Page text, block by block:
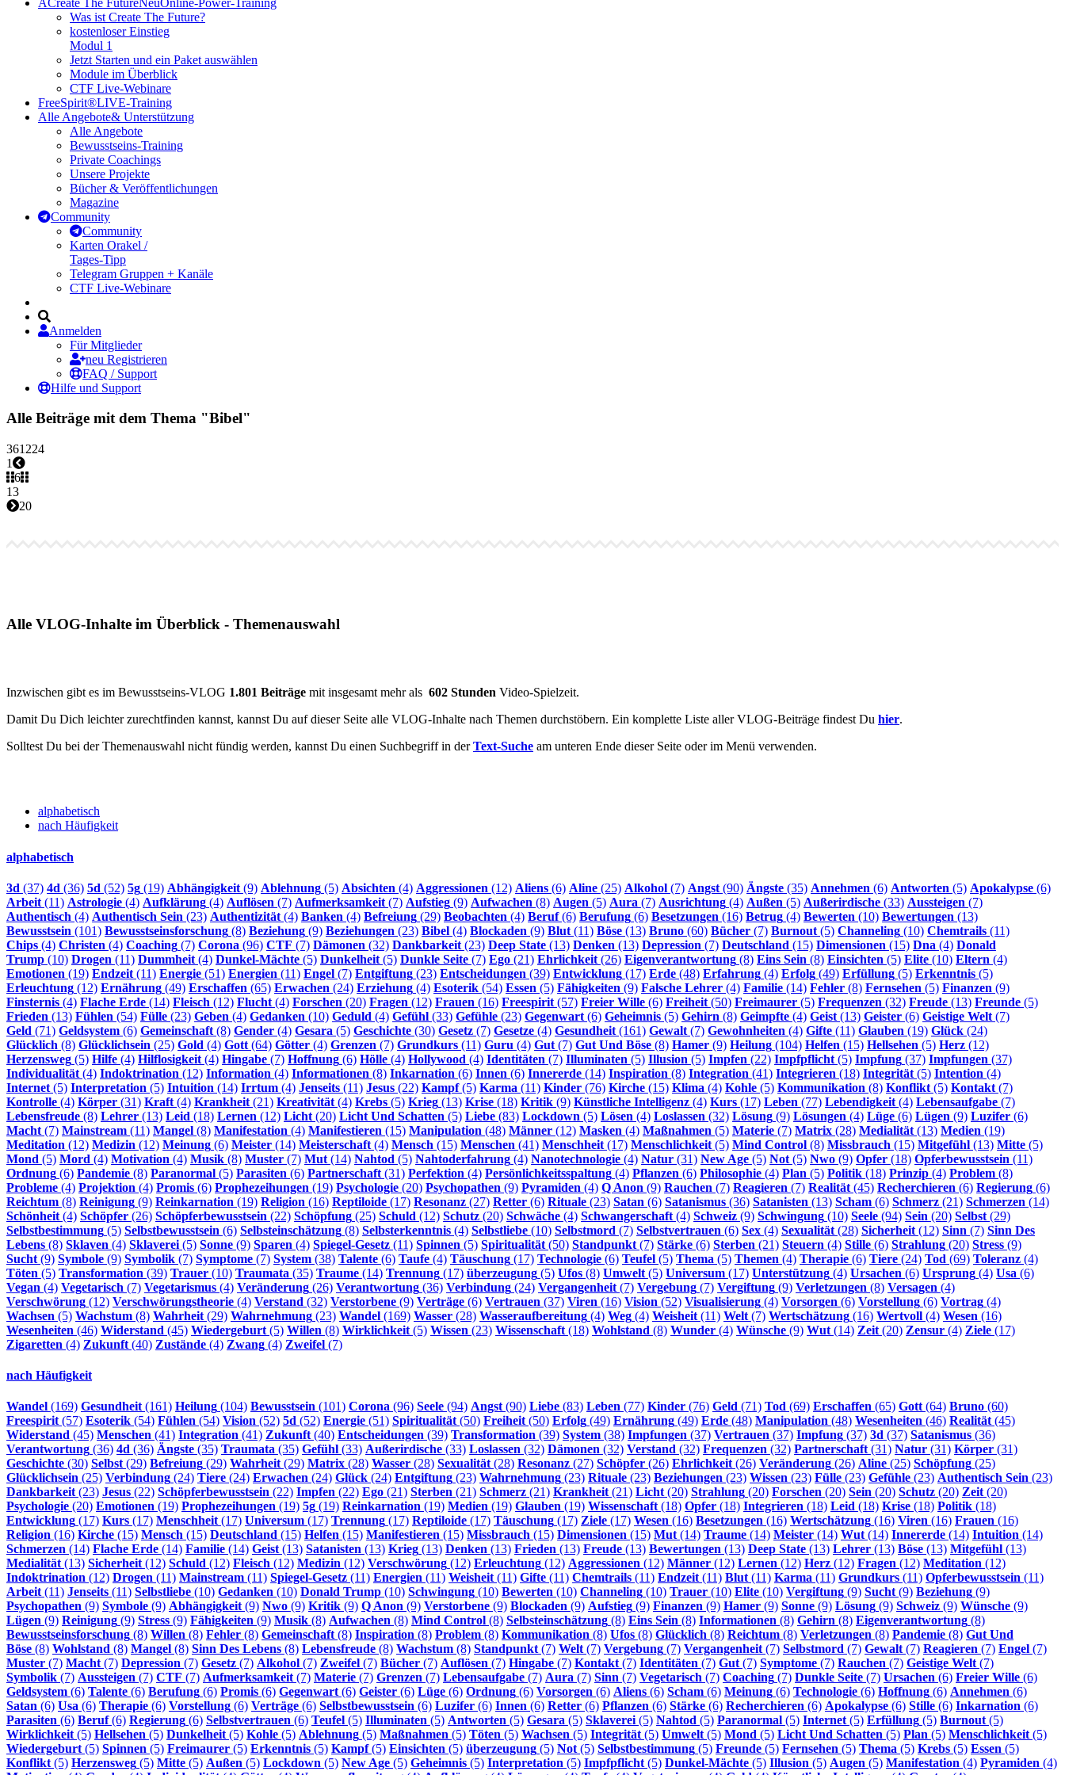
Was ist Create The Future?
kostenloser Einstieg
Modul 1
Jetzt Starten und ein Paket auswählen
Module im Überblick
CTF Live-Webinare
FreeSpirit®LIVE-Training
Alle Angebote& Unterstützung
Alle Angebote
Bewusstseins-Training
Private Coachings
Unsere Projekte
Bücher & Veröffentlichungen
Magazine
Community
Community
Karten Orakel /
Tages-Tipp
Telegram Gruppen + Kanäle
CTF Live-Webinare
Anmelden
Für Mitglieder
neu Registrieren
FAQ / Support
Hilfe und Support
Alle Beiträge mit dem Thema "Bibel"
361224
1
6
13
20
Alle VLOG-Inhalte im Überblick - Themenauswahl
Inzwischen gibt es im Bewusstseins-VLOG 1.801 Beiträge mit insgesamt mehr als 602 Stunden Video-Spielzeit.
Damit Du Dich leichter zurechtfinden kannst, kannst Du auf dieser Seite alle VLOG-Inhalte nach Themen durchstöbern. Ein komplette Liste aller VLOG-Beiträge findest Du hier.
Solltest Du bei der Themenauswahl nicht fündig werden, kannst Du einen Suchbegriff in derText-Suche am unteren Ende dieser Seite oder im Menü verwenden.
alphabetisch
nach Häufigkeit
alphabetisch
3d (37) 4d (36) 5d (52) 5g (19) Abhängigkeit (9) Ablehnung (5) Absichten (4) Aggressionen (12) Aliens (6) Aline (25) Alkohol (7) Angst (90) Ängste (35) Annehmen (6) Antworten (5) Apokalypse (6)
Arbeit (11) Astrologie (4) Aufklärung (4) Auflösen (7) Aufmerksamkeit (7) Aufstieg (9) Aufwachen (8) Augen (5) Aura (7) Ausrichtung (4) Außen (5) Außerirdische (33) Aussteigen (7)
Authentisch (4) Authentisch Sein (23) Authentizität (4) Banken (4) Befreiung (29) Beobachten (4) Beruf(6) Berufung (6) Besetzungen (16) Betrug (4) Bewerten (10) Bewertungen (13)
Bewusstsein (101) Bewusstseinsforschung (8) Beziehung (9) Beziehungen (23) Bibel (4) Blockaden (9) Blut (11) Böse (13) Bruno (60) Bücher (7) Burnout (5) Channeling (10) Chemtrails (11)
Chips (4) Christen (4) Coaching (7) Corona (96) CTF (7) Dämonen (32) Dankbarkeit (23) Deep State (13) Denken (13) Depression (7) Deutschland (15) Dimensionen (15) Dna (4) Donald
Trump (10) Drogen (11) Dummheit (4) Dunkel-Mächte (5) Dunkelheit (5) Dunkle Seite (7) Ego (21) Ehrlichkeit (26) Eigenverantwortung (8) Eins Sein (8) Einsichten (5) Elite (10) Eltern (4)
Emotionen (19) Endzeit (11) Energie (51) Energien (11) Engel (7) Entgiftung (23) Entscheidungen (39) Entwicklung (17) Erde (48) Erfahrung (4) Erfolg (49) Erfüllung (5) Erkenntnis (5)
Erleuchtung (12) Ernährung (49) Erschaffen (65) Erwachen (24) Erziehung (4) Esoterik (54) Essen (5) Fähigkeiten (9) Falsche Lehrer (4) Familie (14) Fehler (8) Fernsehen (5) Finanzen (9)
Finsternis (4) Flache Erde (14) Fleisch (12) Flucht (4) Forschen (20) Fragen (12) Frauen (16) Freespirit (57) Freier Wille (6) Freiheit (50) Freimaurer (5) Frequenzen (32) Freude (13) Freunde (5)
Frieden (13) Fühlen (54) Fülle (23) Geben (4) Gedanken (10) Geduld (4) Gefühl (33) Gefühle (23) Gegenwart (6) Geheimnis (5) Gehirn (8) Geimpfte (4) Geist (13) Geister (6) Geistige Welt (7)
Geld (71) Geldsystem (6) Gemeinschaft (8) Gender (4) Gesara (5) Geschichte (30) Gesetz (7) Gesetze (4) Gesundheit (161) Gewalt (7) Gewohnheiten (4) Gifte (11) Glauben (19) Glück (24)
Glücklich (8) Glücklichsein (25) Gold (4) Gott (64) Götter (4) Grenzen (7) Grundkurs (11) Guru (4) Gut (7) Gut Und Böse (8) Hamer (9) Heilung (104) Helfen (15) Hellsehen (5) Herz (12)
Herzensweg (5) Hilfe (4) Hilflosigkeit (4) Hingabe (7) Hoffnung (6) Hölle (4) Hollywood (4) Identitäten (7) Illuminaten (5) Illusion (5) Impfen (22) Impfpflicht (5) Impfung (37) Impfungen (37)
Individualität (4) Indoktrination (12) Information (4) Informationen (8) Inkarnation (6) Innen (6) Innererde (14) Inspiration (8) Integration (41) Integrieren (18) Integrität (5) Intention (4)
Internet (5) Interpretation (5) Intuition (14) Irrtum (4) Jenseits (11) Jesus (22) Kampf(5) Karma (11) Kinder (76) Kirche (15) Klima (4) Kohle (5) Kommunikation (8) Konflikt (5) Kontakt (7)
Kontrolle (4) Körper (31) Kraft (4) Krankheit (21) Kreativität (4) Krebs (5) Krieg (13) Krise (18) Kritik (9) Künstliche Intelligenz (4) Kurs (17) Leben (77) Lebendigkeit (4) Lebensaufgabe (7)
Lebensfreude (8) Lehrer (13) Leid (18) Lernen (12) Licht (20) Licht Und Schatten (5) Liebe (83) Lockdown (5) Lösen (4) Loslassen (32) Lösung (9) Lösungen (4) Lüge (6) Lügen (9) Luzifer (6)
Macht (7) Mainstream (11) Mangel (8) Manifestation (4) Manifestieren (15) Manipulation (48) Männer (12) Masken (4) Maßnahmen (5) Materie (7) Matrix (28) Medialität (13) Medien (19)
Meditation (12) Medizin (12) Meinung (6) Meister (14) Meisterschaft (4) Mensch (15) Menschen (41) Menschheit (17) Menschlichkeit (5) Mind Control (8) Missbrauch (15) Mitgefühl (13) Mitte (5)
Mond (5) Mord (4) Motivation (4) Musik (8) Muster (7) Mut (14) Nahtod (5) Nahtoderfahrung (4) Nanotechnologie (4) Natur (31) New Age (5) Not (5) Nwo (9) Opfer (18) Opferbewusstsein (11)
Ordnung (6) Pandemie (8) Paranormal (5) Parasiten (6) Partnerschaft (31) Perfektion (4) Persönlichkeitsspaltung (4) Pflanzen (6) Philosophie (4) Plan (5) Politik (18) Prinzip (4) Problem (8)
Probleme (4) Projektion (4) Promis (6) Prophezeihungen (19) Psychologie (20) Psychopathen (9) Pyramiden (4) Q Anon (9) Rauchen (7) Reagieren (7) Realität (45) Recherchieren (6) Regierung (6)
Reichtum (8) Reinigung (9) Reinkarnation (19) Religion (16) Reptiloide (17) Resonanz (27) Retter (6) Rituale (23) Satan (6) Satanismus (36) Satanisten (13) Scham (6) Schmerz (21) Schmerzen (14)
Schönheit (4) Schöpfer (26) Schöpferbewusstsein (22) Schöpfung (25) Schuld (12) Schutz (20) Schwäche (4) Schwangerschaft (4) Schweiz (9) Schwingung (10) Seele (94) Sein (20) Selbst (29)
Selbstbestimmung (5) Selbstbewusstsein (6) Selbsteinschätzung (8) Selbsterkenntnis (4) Selbstliebe (10) Selbstmord (7) Selbstvertrauen (6) Sex (4) Sexualität (28) Sicherheit (12) Sinn (7) Sinn Des
Lebens (8) Sklaven (4) Sklaverei (5) Sonne (9) Sparen (4) Spiegel-Gesetz (11) Spinnen (5) Spiritualität (50) Standpunkt (7) Stärke (6) Sterben (21) Steuern (4) Stille (6) Strahlung (20) Stress (9)
Sucht (9) Symbole (9) Symbolik (7) Symptome (7) System (38) Talente (6) Taufe (4) Täuschung (17) Technologie (6) Teufel (5) Thema (5) Themen (4) Therapie (6) Tiere (24) Tod (69) Toleranz (4)
Töten (5) Transformation (39) Trauer (10) Traumata (35) Traume (14) Trennung (17) überzeugung (5) Ufos (8) Umwelt (5) Universum (17) Unterstützung (4) Ursachen (6) Ursprung (4) Usa (6)
Vegan (4) Vegetarisch (7) Vegetarismus (4) Veränderung (26) Verantwortung (36) Verbindung (24) Vergangenheit (7) Vergebung (7) Vergiftung (9) Verletzungen (8) Versagen (4)
Verschwörung (12) Verschwörungstheorie (4) Verstand (32) Verstorbene (9) Verträge (6) Vertrauen (37) Viren (16) Vision (52) Visualisierung (4) Vorsorgen (6) Vorstellung (6) Vortrag (4)
Wachsen (5) Wachstum (8) Wahrheit (29) Wahrnehmung (23) Wandel (169) Wasser (28) Wasseraufbereitung (4) Weg (4) Weisheit (11) Welt (7) Wertschätzung (16) Wertvoll (4) Wesen (16)
Wesenheiten (46) Widerstand (45) Wiedergeburt (5) Willen (8) Wirklichkeit (5) Wissen (23) Wissenschaft (18) Wohlstand (8) Wunder (4) Wünsche (9) Wut (14) Zeit (20) Zensur (4) Ziele (17)
Zigaretten (4) Zukunft (40) Zustände (4) Zwang (4) Zweifel (7)
nach Häufigkeit
Wandel (169) Gesundheit(161) Heilung (104) Bewusstsein (101) Corona (96) Seele (94) Angst(90) Liebe (83) Leben (77) Kinder (76) Geld (71) Tod (69) Erschaffen (65) Gott(64) Bruno (60)
Freespirit(57) Esoterik (54) Fühlen (54) Vision (52) 5d (52) Energie (51) Spiritualität(50) Freiheit(50) Erfolg (49) Ernährung (49) Erde (48) Manipulation (48) Wesenheiten (46) Realität(45)
Widerstand (45) Menschen (41) Integration (41) Zukunft(40) Entscheidungen (39) Transformation (39) System (38) Impfungen (37) Vertrauen (37) Impfung (37) 3d (37) Satanismus (36)
Verantwortung (36) 4d (36) Ängste (35) Traumata (35) Gefühl (33) Außerirdische (33) Loslassen (32) Dämonen (32) Verstand (32) Frequenzen (32) Partnerschaft(31) Natur (31) Körper (31)
Geschichte (30) Selbst(29) Befreiung (29) Wahrheit(29) Matrix (28) Wasser (28) Sexualität(28) Resonanz (27) Schöpfer (26) Ehrlichkeit(26) Veränderung (26) Aline (25) Schöpfung (25)
Glücklichsein (25) Verbindung (24) Tiere (24) Erwachen (24) Glück (24) Entgiftung (23) Wahrnehmung (23) Rituale (23) Beziehungen (23) Wissen (23) Fülle (23) Gefühle (23) Authentisch Sein (23)
Dankbarkeit(23) Jesus (22) Schöpferbewusstsein (22) Impfen (22) Ego (21) Sterben (21) Schmerz (21) Krankheit(21) Licht(20) Strahlung (20) Forschen (20) Sein (20) Schutz (20) Zeit(20)
Psychologie (20) Emotionen (19) Prophezeihungen (19) 5g (19) Reinkarnation (19) Medien (19) Glauben (19) Wissenschaft(18) Opfer (18) Integrieren (18) Leid (18) Krise (18) Politik (18)
Entwicklung (17) Kurs (17) Menschheit(17) Universum (17) Trennung (17) Reptiloide (17) Täuschung (17) Ziele (17) Wesen (16) Besetzungen (16) Wertschätzung (16) Viren (16) Frauen (16)
Religion (16) Kirche (15) Mensch (15) Deutschland (15) Helfen (15) Manifestieren (15) Missbrauch (15) Dimensionen (15) Mut(14) Traume (14) Meister (14) Wut(14) Innererde (14) Intuition (14)
Schmerzen (14) Flache Erde (14) Familie (14) Geist(13) Satanisten (13) Krieg (13) Denken (13) Frieden (13) Freude (13) Bewertungen (13) Deep State (13) Lehrer (13) Böse (13) Mitgefühl (13)
Medialität(13) Sicherheit(12) Schuld (12) Fleisch (12) Medizin (12) Verschwörung (12) Erleuchtung (12) Aggressionen (12) Männer (12) Lernen (12) Herz (12) Fragen (12) Meditation (12)
Indoktrination (12) Drogen (11) Mainstream (11) Spiegel-Gesetz (11) Energien (11) Weisheit(11) Gifte (11) Chemtrails (11) Endzeit(11) Blut(11) Karma (11) Grundkurs (11) Opferbewusstsein (11)
Arbeit(11) Jenseits (11) Selbstliebe (10) Gedanken (10) Donald Trump (10) Schwingung (10) Bewerten (10) Channeling (10) Trauer (10) Elite (10) Vergiftung (9) Sucht(9) Beziehung (9)
Psychopathen (9) Symbole (9) Abhängigkeit(9) Nwo (9) Kritik (9) Q Anon (9) Verstorbene (9) Blockaden (9) Aufstieg (9) Finanzen (9) Hamer (9) Sonne (9) Lösung (9) Schweiz (9) Wünsche (9)
Lügen (9) Reinigung (9) Stress (9) Fähigkeiten (9) Musik (8) Aufwachen (8) Mind Control (8) Selbsteinschätzung (8) Eins Sein (8) Informationen (8) Gehirn (8) Eigenverantwortung (8)
Bewusstseinsforschung (8) Willen (8) Fehler (8) Gemeinschaft(8) Inspiration (8) Problem (8) Kommunikation (8) Ufos (8) Glücklich (8) Reichtum (8) Verletzungen (8) Pandemie (8) Gut Und
Böse (8) Wohlstand (8) Mangel (8) Sinn Des Lebens (8) Lebensfreude (8) Wachstum (8) Standpunkt(7) Welt(7) Vergebung (7) Vergangenheit(7) Selbstmord (7) Gewalt(7) Reagieren (7) Engel (7)
Muster (7) Macht(7) Depression (7) Gesetz (7) Alkohol (7) Zweifel (7) Bücher (7) Auflösen (7) Hingabe (7) Kontakt(7) Identitäten (7) Gut(7) Symptome (7) Rauchen (7) Geistige Welt(7)
Symbolik (7) Aussteigen (7) CTF (7) Aufmerksamkeit(7) Materie (7) Grenzen (7) Lebensaufgabe (7) Aura (7) Sinn (7) Vegetarisch (7) Coaching (7) Dunkle Seite (7) Ursachen (6) Freier Wille (6)
Geldsystem (6) Talente (6) Berufung (6) Promis (6) Gegenwart(6) Geister (6) Lüge (6) Ordnung (6) Vorsorgen (6) Aliens (6) Scham (6) Meinung (6) Technologie (6) Hoffnung (6) Annehmen (6)
Satan (6) Usa (6) Therapie (6) Vorstellung (6) Verträge (6) Selbstbewusstsein (6) Luzifer (6) Innen (6) Retter (6) Pflanzen (6) Stärke (6) Recherchieren (6) Apokalypse (6) Stille (6) Inkarnation (6)
Parasiten (6) Beruf(6) Regierung (6) Selbstvertrauen (6) Teufel (5) Illuminaten (5) Antworten (5) Gesara (5) Sklaverei(5) Nahtod (5) Paranormal (5) Internet(5) Erfüllung (5) Burnout(5)
Wirklichkeit(5) Hellsehen (5) Dunkelheit(5) Kohle (5) Ablehnung (5) Maßnahmen (5) Töten (5) Wachsen (5) Integrität(5) Umwelt(5) Mond (5) Licht Und Schatten (5) Plan (5) Menschlichkeit(5)
Wiedergeburt(5) Spinnen (5) Freimaurer (5) Erkenntnis (5) Kampf(5) Einsichten (5) überzeugung (5) Not(5) Selbstbestimmung (5) Freunde (5) Fernsehen (5) Thema (5) Krebs (5) Essen (5)
Konflikt(5) Herzensweg (5) Mitte (5) Außen (5) Lockdown (5) New Age (5) Geheimnis (5) Interpretation (5) Impfpflicht(5) Dunkel-Mächte (5) Illusion (5) Augen (5) Manifestation (4) Pyramiden (4)